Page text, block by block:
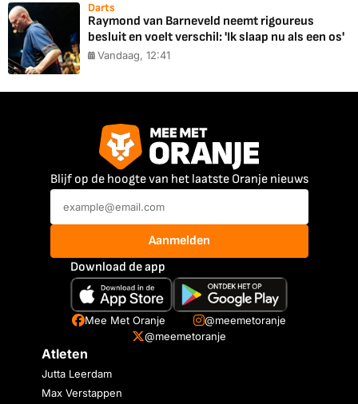
Darts
Raymond van Barneveld neemt rigoureus
besluit en voelt verschil: 'Ik slaap nu als een os'
Vandaag, 12:41
Blijf op de hoogte van het laatste Oranje nieuws
Aanmelden
Download de app
Mee Met Oranje
@meemetoranje
@meemetoranje
Atleten
Jutta Leerdam
Max Verstappen